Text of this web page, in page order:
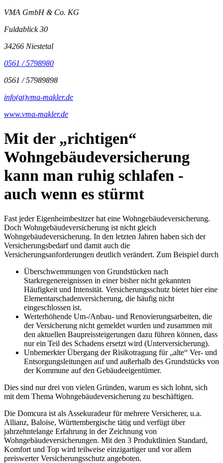
VMA GmbH & Co. KG
Fuldablick 30
34266 Niestetal
0561 / 5798980
0561 / 57989898
info(at)vma-makler.de
www.vma-makler.de
Mit der „richtigen“
Wohngebäudeversicherung
kann man ruhig schlafen -
auch wenn es stürmt
Fast jeder Eigenheimbesitzer hat eine Wohngebäudeversicherung.
Doch Wohngebäudeversicherung ist nicht gleich
Wohngebäudeversicherung. In den letzten Jahren haben sich der
Versicherungsbedarf und damit auch die
Versicherungsanforderungen deutlich verändert. Zum Beispiel durch
Überschwemmungen von Grundstücken nach
Starkregenereignissen in einer bisher nicht gekannten
Häufigkeit und Intensität. Versicherungsschutz bietet hier eine
Elementarschadenversicherung, die häufig nicht
eingeschlossen ist.
Werterhöhende Um-/Anbau- und Renovierungsarbeiten, die
der Versicherung nicht gemeldet wurden und zusammen mit
den aktuellen Baupreissteigerungen dazu führen können, dass
nur ein Teil des Schadens ersetzt wird (Unterversicherung).
Unbemerkter Übergang der Risikotragung für „alte“ Ver- und
Entsorgungsleitungen auf und außerhalb des Grundstücks von
der Kommune auf den Gebäudeeigentümer.
Dies sind nur drei von vielen Gründen, warum es sich lohnt, sich
mit dem Thema Wohngebäudeversicherung zu beschäftigen.
Die Domcura ist als Assekuradeur für mehrere Versicherer, u.a.
Allianz, Baloise, Württembergische tätig und verfügt über
jahrzehntelange Erfahrung in der Zeichnung von
Wohngebäudeversicherungen. Mit den 3 Produktlinien Standard,
Komfort und Top wird teilweise einzigartiger und vor allem
preiswerter Versicherungsschutz angeboten.